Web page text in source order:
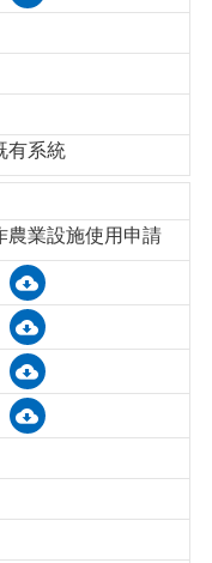
有系統
農業設施使用申請